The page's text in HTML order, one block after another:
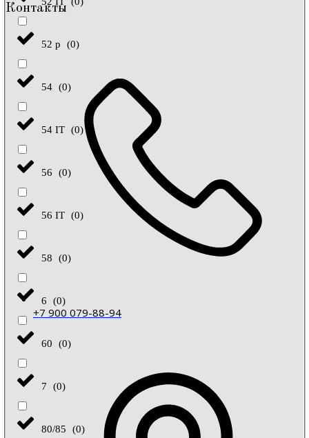
52 р (0)
54 (0)
54 IT (0)
56 (0)
56 IT (0)
58 (0)
6 (0)
60 (0)
7 (0)
80/85 (0)
Контакты
+7 900 079-88-94